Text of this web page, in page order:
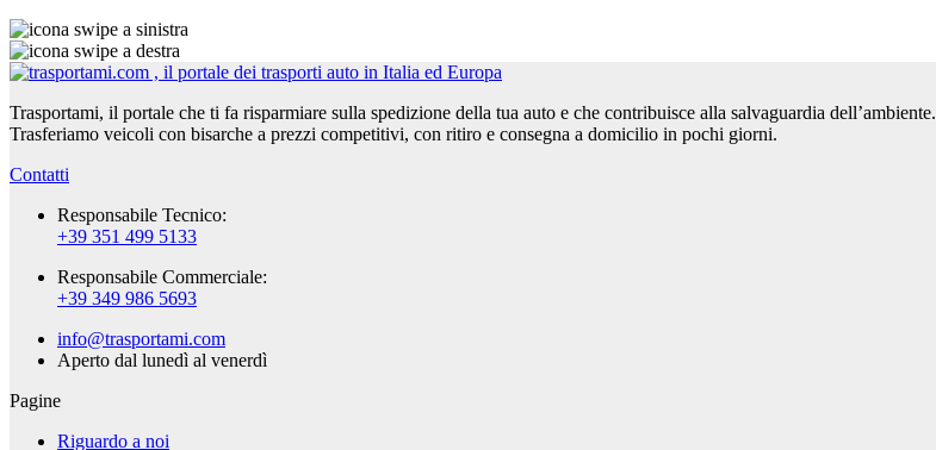
Trasportami, il portale che ti fa risparmiare sulla spedizione della tua auto e che contribuisce alla salvaguardia dell’ambiente.
Trasferiamo veicoli con bisarche a prezzi competitivi, con ritiro e consegna a domicilio in pochi giorni.
Contatti
Responsabile Tecnico:
+39 351 499 5133
Responsabile Commerciale:
+39 349 986 5693
info@trasportami.com
Aperto dal lunedì al venerdì
Pagine
Riguardo a noi